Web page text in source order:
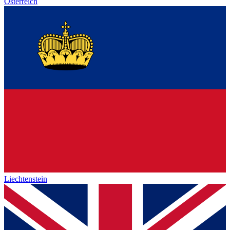
Liechtenstein